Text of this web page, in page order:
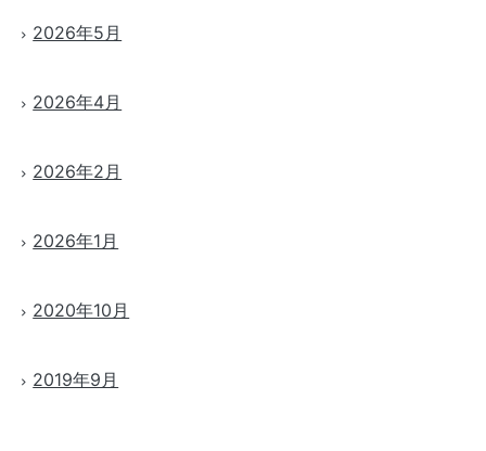
2026年5月
2026年4月
2026年2月
2026年1月
2020年10月
2019年9月